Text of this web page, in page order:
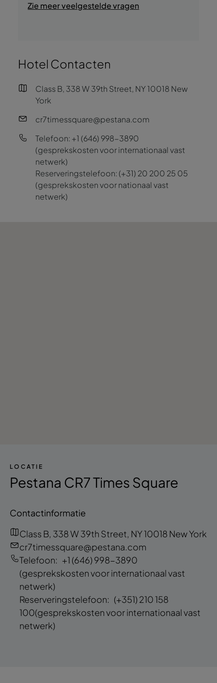
Lokale belasting:US$ 3.50 per kamer, per
betrekking tot het totale verblijf zijn
in de fase van de persoonlijke gegevens.
Zie meer veelgestelde vragen
Hotel Contacten
Class B, 338 W 39th Street, NY 10018 New
York
cr7timessquare@pestana.com
Telefoon: +1 (646) 998-3890
(gesprekskosten voor internationaal vast
netwerk)
Reserveringstelefoon: (+31) 20 200 25 05
(gesprekskosten voor nationaal vast
netwerk)
LOCATIE
Pestana CR7 Times Square
Contactinformatie
Class B, 338 W 39th Street, NY 10018 New York
cr7timessquare@pestana.com
Telefoon: +1 (646) 998-3890
(gesprekskosten voor internationaal vast
netwerk)
Reserveringstelefoon: (+351) 210 158
100(gesprekskosten voor internationaal vast
netwerk)